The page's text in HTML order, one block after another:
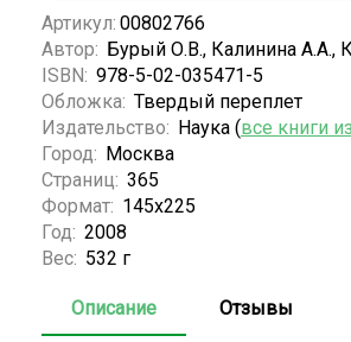
Артикул: 00802766
Автор: Бурый О.В., Калинина А.А.,
ISBN: 978-5-02-035471-5
Обложка: Твердый переплет
Издательство: Наука (все книги
Город: Москва
Страниц: 365
Формат: 145x225
Год: 2008
Вес: 532 г
Описание Отзывы